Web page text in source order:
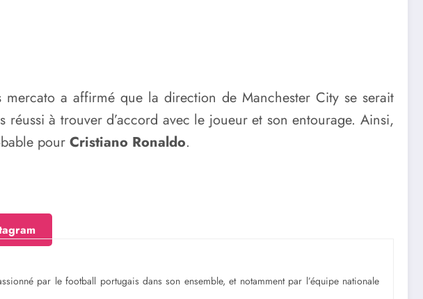
a affirmé que la direction de Manchester City se serait
réussi à trouver d’accord avec le joueur et son entourage. Ainsi,
pour Cristiano Ronaldo.
par le football portugais dans son ensemble, et notamment par l’équipe nationale